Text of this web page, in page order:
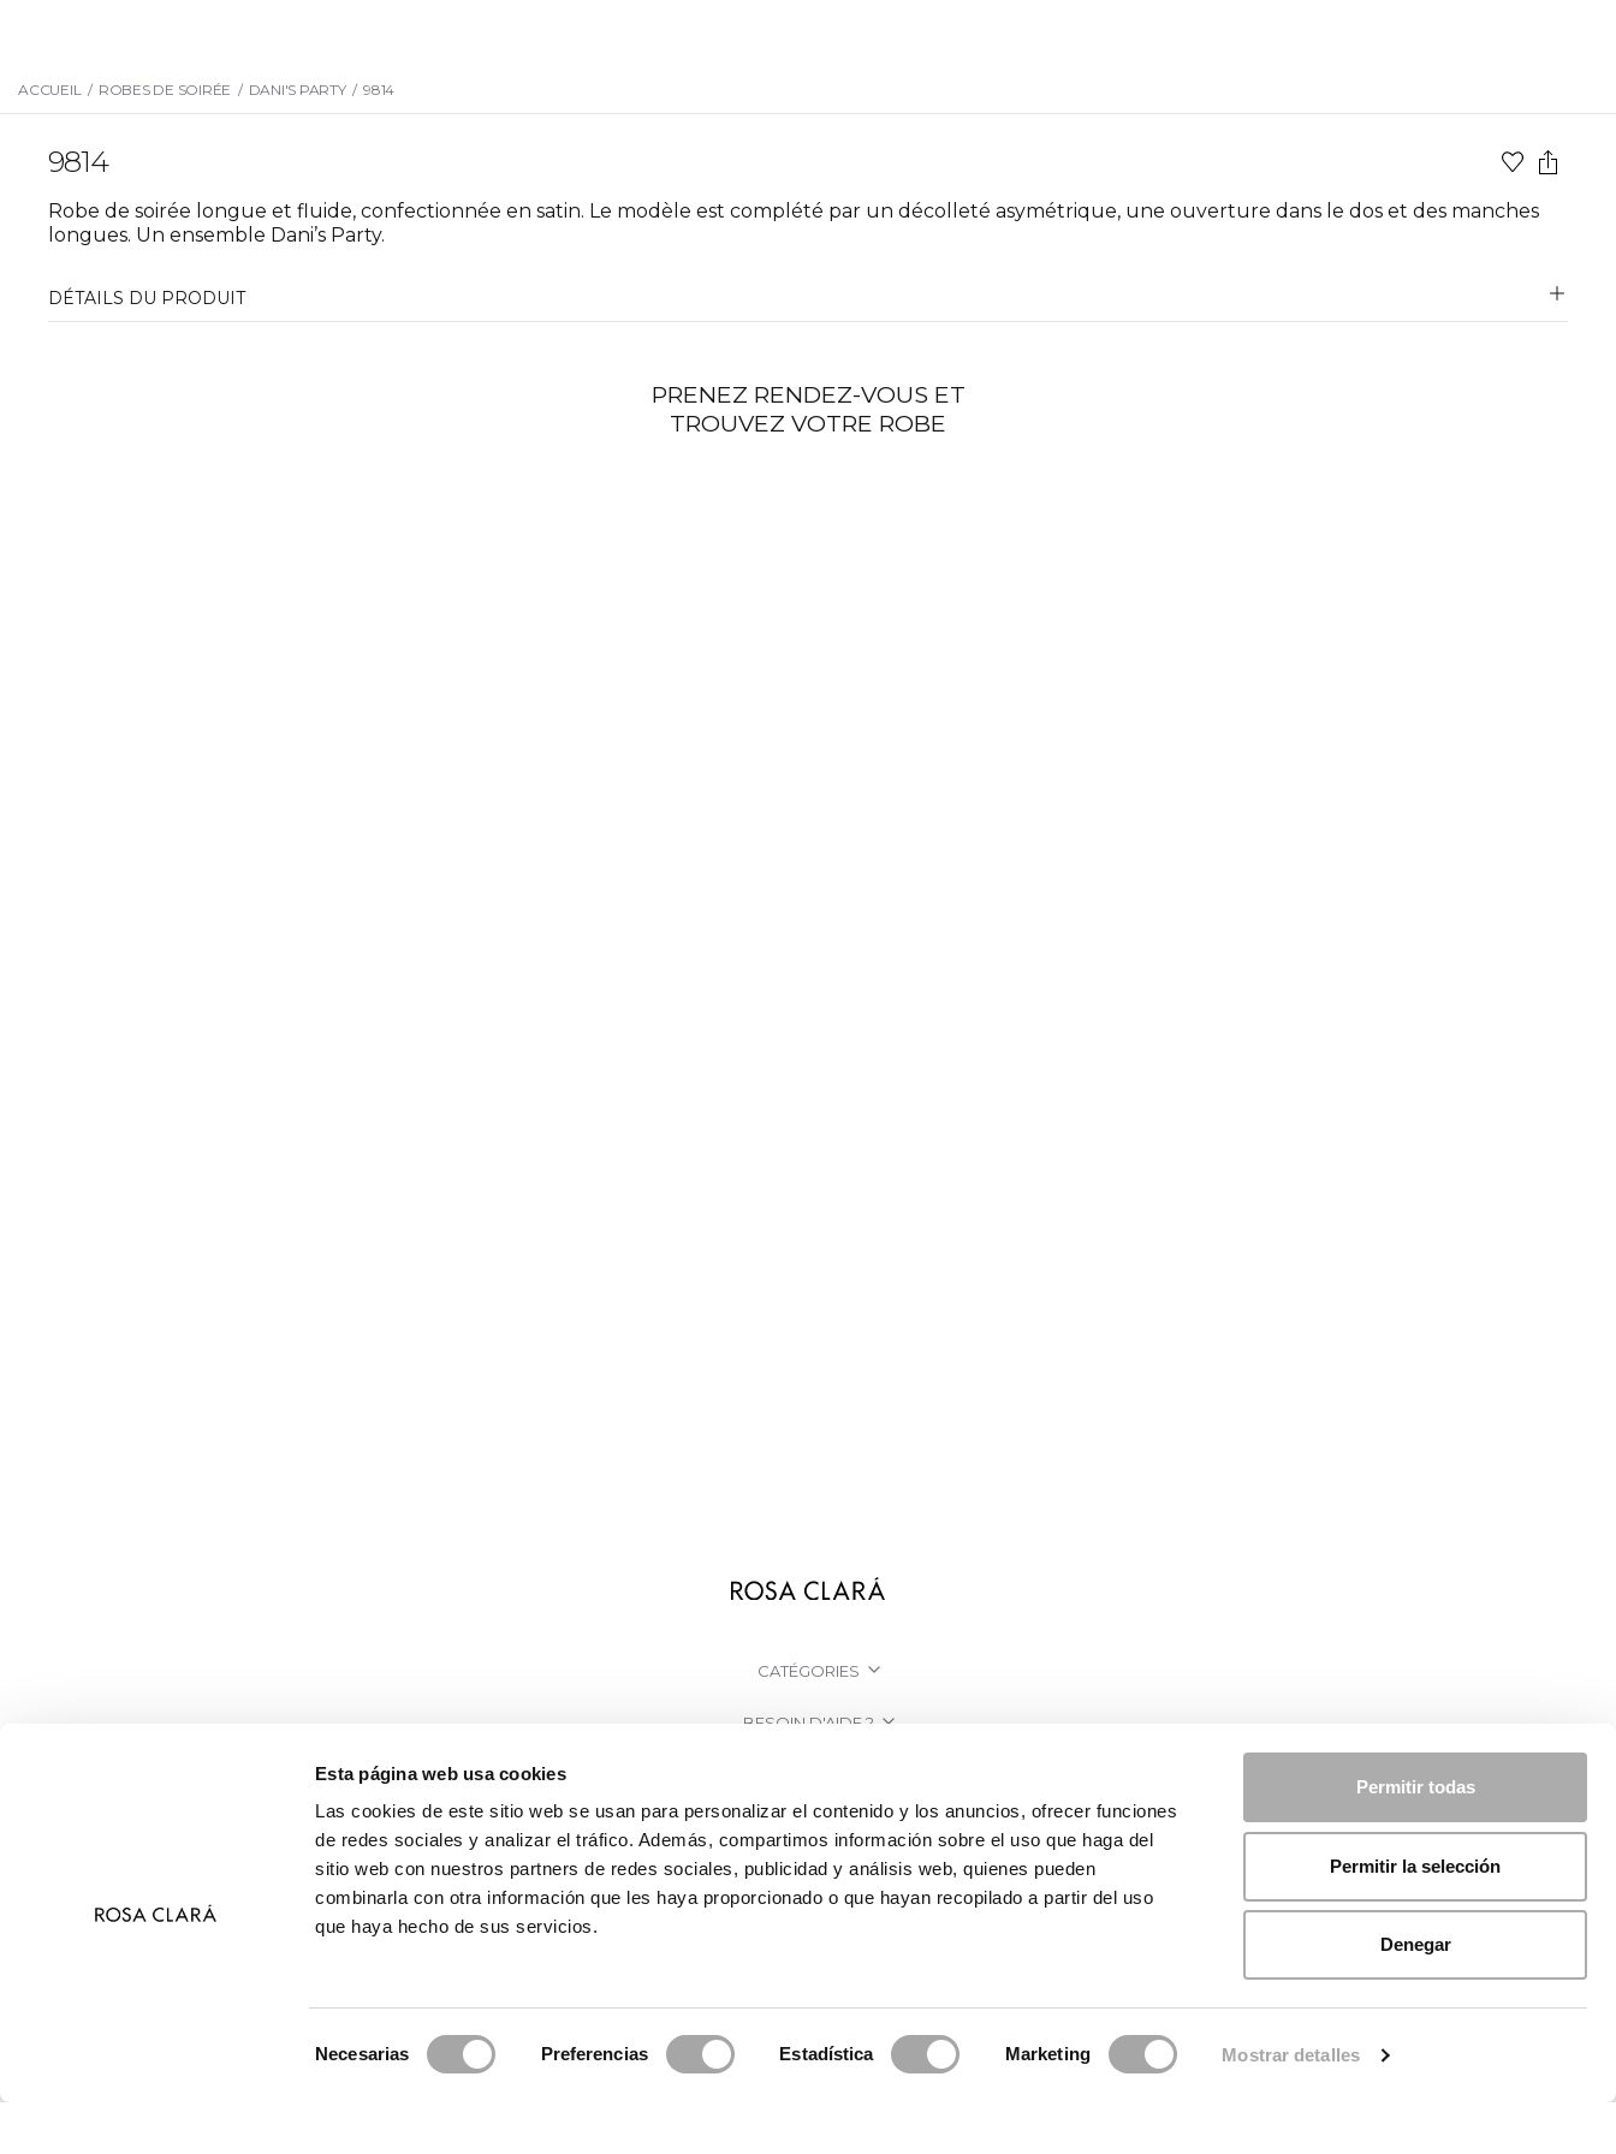
Esta página web usa cookies
Las cookies de este sitio web se usan para personalizar el contenido y los anuncios, ofrecer funciones
de redes sociales y analizar el tráfico. Además, compartimos información sobre el uso que haga del
sitio web con nuestros partners de redes sociales, publicidad y análisis web, quienes pueden
combinarla con otra información que les haya proporcionado o que hayan recopilado a partir del uso
que haya hecho de sus servicios.
Necesarias Preferencias Estadística Marketing Mostrar detalles
Permitir todas
Permitir la selección
Denegar
ACCUEIL / ROBES DE SOIRÉE / DANI'S PARTY / 9814
9814
Robe de soirée longue et fluide, confectionnée en satin. Le modèle est complété par un décolleté asymétrique, une ouverture dans le dos et des manches
longues. Un ensemble Dani’s Party.
DÉTAILS DU PRODUIT
PRENEZ RENDEZ-VOUS ET
TROUVEZ VOTRE ROBE
CATÉGORIES
BESOIN D'AIDE ?